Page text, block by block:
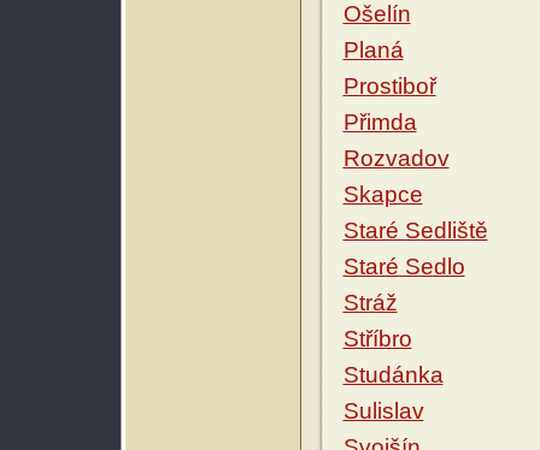
Ošelín
Planá
Prostiboř
Přimda
Rozvadov
Skapce
Staré Sedliště
Staré Sedlo
Stráž
Stříbro
Studánka
Sulislav